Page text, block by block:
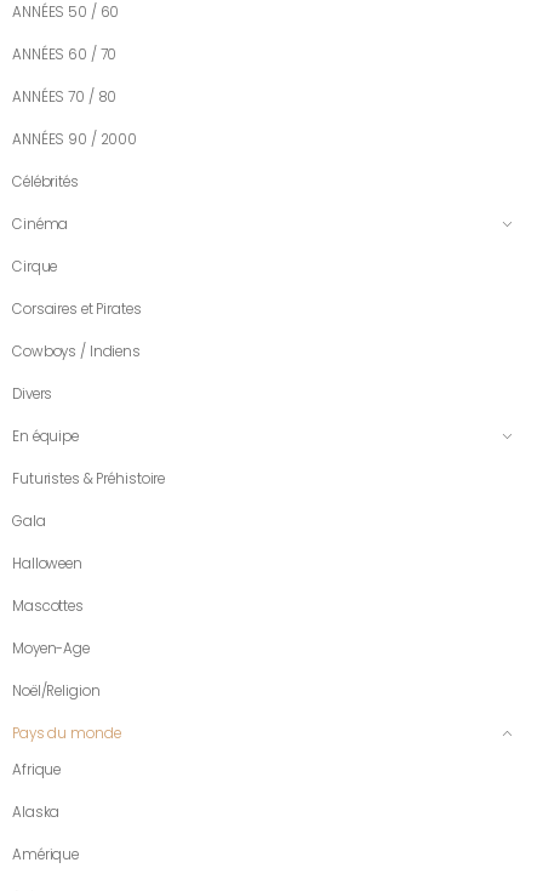
ANNÉES 50 / 60
ANNÉES 60 / 70
ANNÉES 70 / 80
ANNÉES 90 / 2000
Célébrités
Cinéma
Cirque
Corsaires et Pirates
Cowboys / Indiens
Divers
En équipe
Futuristes & Préhistoire
Gala
Halloween
Mascottes
Moyen-Age
Noël/Religion
Pays du monde
Afrique
Alaska
Amérique